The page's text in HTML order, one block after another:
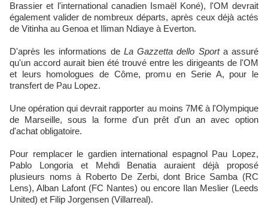
Brassier et l'international canadien Ismaël Koné), l'OM devrait
également valider de nombreux départs, après ceux déjà actés
de Vitinha au Genoa et Iliman Ndiaye à Everton.
D'après les informations de La Gazzetta dello Sporta assuré
qu'un accord aurait bien été trouvé entre les dirigeants de l'OM
et leurs homologues de Côme, promu en Serie A, pour le
transfert de Pau Lopez.
Une opération qui devrait rapporter au moins 7M€ à l'Olympique
de Marseille, sous la forme d'un prêt d'un an avec option
d'achat obligatoire.
Pour remplacer le gardien international espagnol Pau Lopez,
Pablo Longoria et Mehdi Benatia auraient déjà proposé
plusieurs noms à Roberto De Zerbi, dont Brice Samba (RC
Lens), Alban Lafont (FC Nantes) ou encore Ilan Meslier (Leeds
United) et Filip Jorgensen (Villarreal).